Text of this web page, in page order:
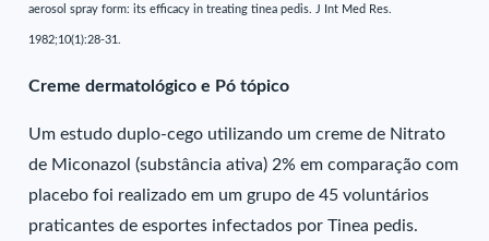
aerosol spray form: its efficacy in treating tinea pedis. J Int Med Res.
1982;10(1):28-31.
Creme dermatológico e Pó tópico
Um estudo duplo-cego utilizando um creme de Nitrato
de Miconazol (substância ativa) 2% em comparação com
placebo foi realizado em um grupo de 45 voluntários
praticantes de esportes infectados por Tinea pedis.